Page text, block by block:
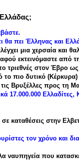
θα πει Έλληνας και
μια χερσαία και
αφού εκτεινόμαστε από
τριεθνές στον Έβρο ως
πιο δυτικό
Βρυξέλλες προς τη
17.000.000 Ελλαδίτες,
καταθέσεις στην
τον χρόνο και
ναυπηγεία που